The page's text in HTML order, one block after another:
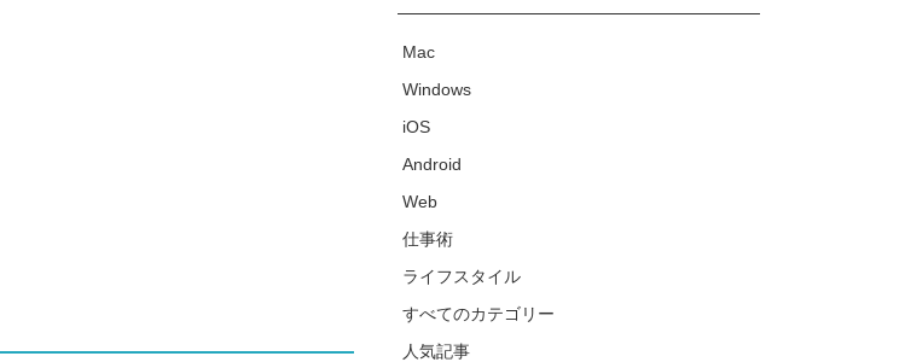
Mac
Windows
iOS
Android
Web
仕事術
ライフスタイル
すべてのカテゴリー
人気記事